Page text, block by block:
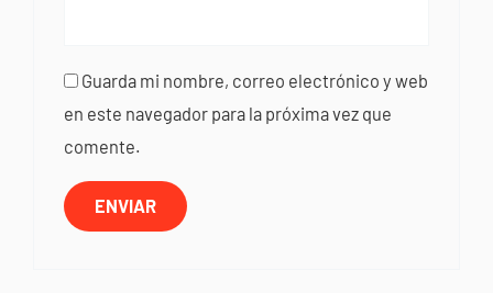
Guarda mi nombre, correo electrónico y web
en este navegador para la próxima vez que
comente.